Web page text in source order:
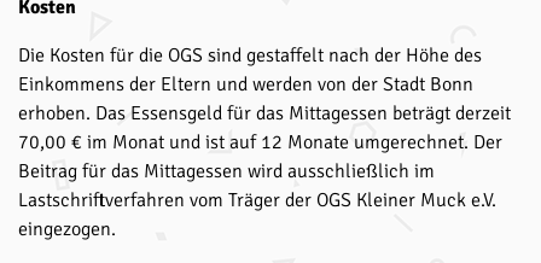
Kosten
Die Kosten für die OGS sind gestaffelt nach der Höhe des
Einkommens der Eltern und werden von der Stadt Bonn
erhoben. Das Essensgeld für das Mittagessen beträgt derzeit
70,00 € im Monat und ist auf 12 Monate umgerechnet. Der
Beitrag für das Mittagessen wird ausschließlich im
Lastschriftverfahren vom Träger der OGS Kleiner Muck e.V.
eingezogen.